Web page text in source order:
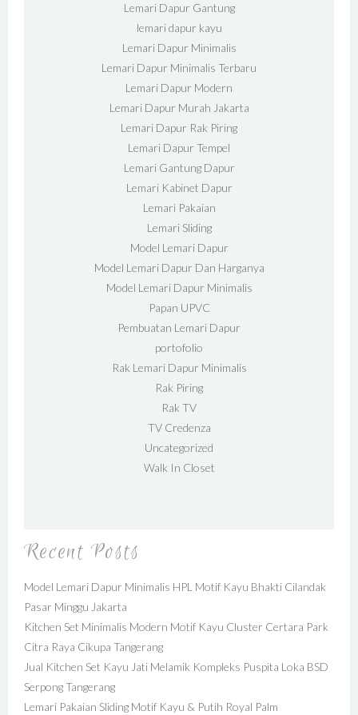
Lemari Dapur Gantung
lemari dapur kayu
Lemari Dapur Minimalis
Lemari Dapur Minimalis Terbaru
Lemari Dapur Modern
Lemari Dapur Murah Jakarta
Lemari Dapur Rak Piring
Lemari Dapur Tempel
Lemari Gantung Dapur
Lemari Kabinet Dapur
Lemari Pakaian
Lemari Sliding
Model Lemari Dapur
Model Lemari Dapur Dan Harganya
Model Lemari Dapur Minimalis
Papan UPVC
Pembuatan Lemari Dapur
portofolio
Rak Lemari Dapur Minimalis
Rak Piring
Rak TV
TV Credenza
Uncategorized
Walk In Closet
Recent Posts
Model Lemari Dapur Minimalis HPL Motif Kayu Bhakti Cilandak
Pasar Minggu Jakarta
Kitchen Set Minimalis Modern Motif Kayu Cluster Certara Park
Citra Raya Cikupa Tangerang
Jual Kitchen Set Kayu Jati Melamik Kompleks Puspita Loka BSD
Serpong Tangerang
Lemari Pakaian Sliding Motif Kayu & Putih Royal Palm